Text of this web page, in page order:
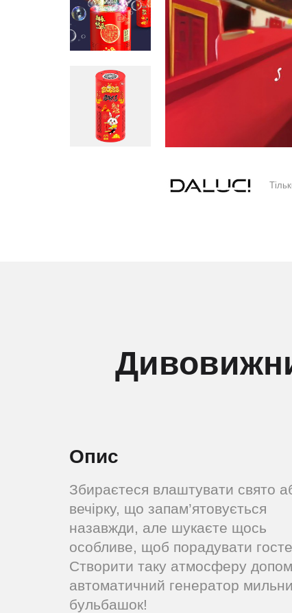
Опис
Збираєтеся влаштувати свято
вечірку, що запам’ятовується
назавжди, але шукаєте щось
особливе, щоб порадувати
Створити таку атмосферу
автоматичний генератор
бульбашок!